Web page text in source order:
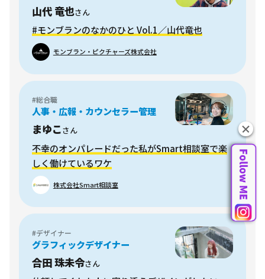
山代 竜也さん
#モンブランのなかのひと Vol.1／山代竜也
モンブラン・ピクチャーズ株式会社
#総合職
人事・広報・カウンセラー管理
まゆこさん
不幸のオンパレードだった私がSmart相談室で楽
しく働けているワケ
株式会社Smart相談室
#デザイナー
グラフィックデザイナー
合田 珠未令さん